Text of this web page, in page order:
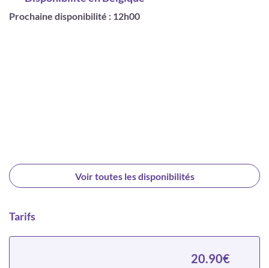
Prochaine disponibilité : 12h00
Voir toutes les disponibilités
Tarifs
20.90€